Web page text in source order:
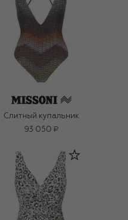
Слитный купальник
93 050 ₽